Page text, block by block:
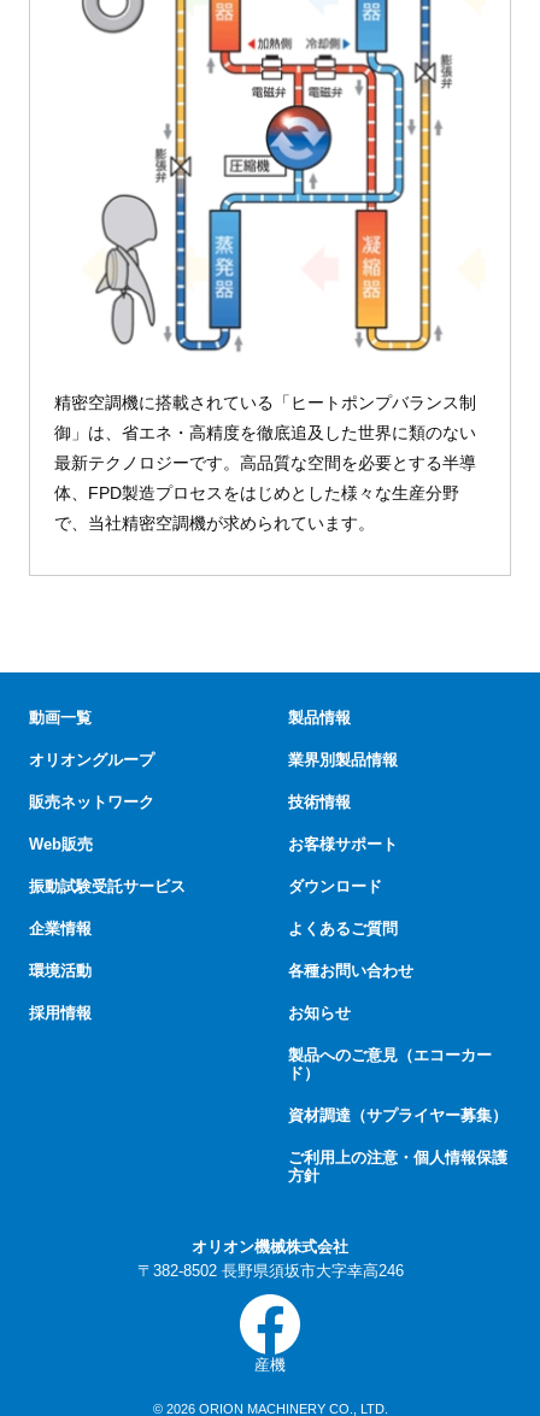
精密空調機に搭載されている「ヒートポンプバランス制
御」は、省エネ・高精度を徹底追及した世界に類のない
最新テクノロジーです。高品質な空間を必要とする半導
体、FPD製造プロセスをはじめとした様々な生産分野
で、当社精密空調機が求められています。
動画一覧
オリオングループ
販売ネットワーク
Web販売
振動試験受託サービス
企業情報
環境活動
採用情報
製品情報
業界別製品情報
技術情報
お客様サポート
ダウンロード
よくあるご質問
各種お問い合わせ
お知らせ
製品へのご意見（エコーカー
ド）
資材調達（サプライヤー募集）
ご利用上の注意・個人情報保護
方針
オリオン機械株式会社
〒382-8502 長野県須坂市大字幸高246
産機
© 2026 ORION MACHINERY CO., LTD.